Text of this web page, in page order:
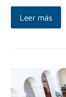
Leer más